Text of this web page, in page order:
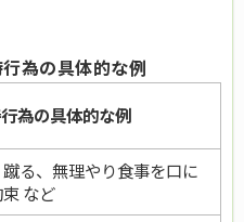
為の具体的な例
為の具体的な例
る、無理やり食事を口に
など